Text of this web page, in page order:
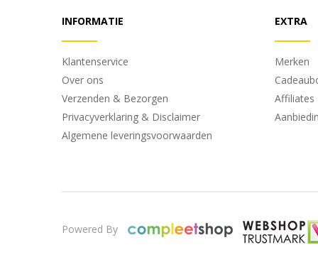
INFORMATIE
Klantenservice
Over ons
Verzenden & Bezorgen
Privacyverklaring & Disclaimer
Algemene leveringsvoorwaarden
EXTRA
Merken
Affiliates
Powered By